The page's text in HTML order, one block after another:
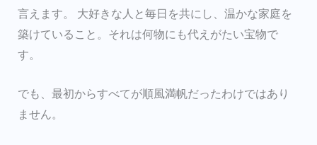
言えます。 大好きな人と毎日を共にし、温かな家庭を
築けていること。それは何物にも代えがたい宝物で
す。
でも、最初からすべてが順風満帆だったわけではあり
ません。